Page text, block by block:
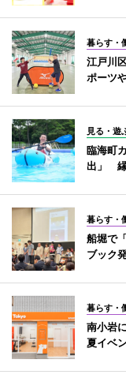
暮らす・
江戸川
ポーツ
見る・遊
臨海町
出」 縁
暮らす・
船堀で
ブック
暮らす・
南小岩
夏イベ